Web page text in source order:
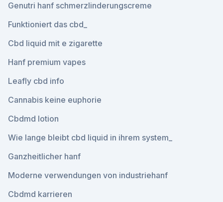
Genutri hanf schmerzlinderungscreme
Funktioniert das cbd_
Cbd liquid mit e zigarette
Hanf premium vapes
Leafly cbd info
Cannabis keine euphorie
Cbdmd lotion
Wie lange bleibt cbd liquid in ihrem system_
Ganzheitlicher hanf
Moderne verwendungen von industriehanf
Cbdmd karrieren